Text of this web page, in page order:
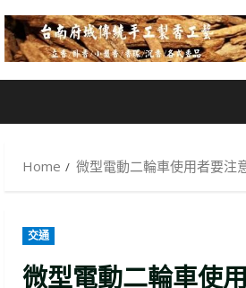
Home 微型電動二輪車使用者要注
交通
微型電動二輪車使